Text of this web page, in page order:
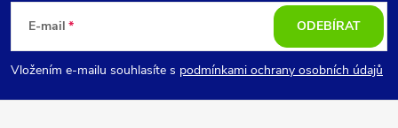
p
E-mail
Vložením e-mailu souhlasíte s podmínkami ochrany osobních údajů
ODEBÍRAT